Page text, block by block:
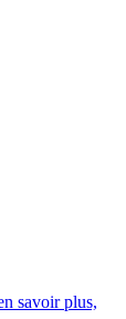
savoir plus,